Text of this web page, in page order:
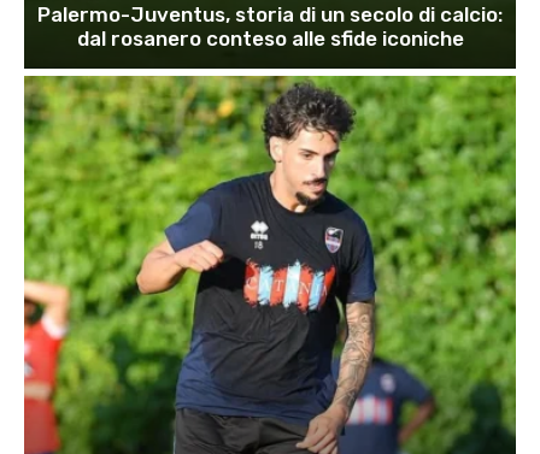
Palermo-Juventus, storia di un secolo di calcio:
dal rosanero conteso alle sfide iconiche